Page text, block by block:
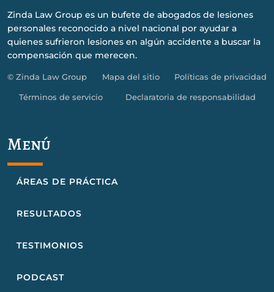
Zinda Law Group es un bufete de abogados de lesiones
personales reconocido a nivel nacional por ayudar a
quienes sufrieron lesiones en algún accidente a buscar la
compensación que merecen.
© Zinda Law Group Mapa del sitio Políticas de privacidad
Términos de servicio Declaratoria de responsabilidad
Menú
ÁREAS DE PRÁCTICA
RESULTADOS
TESTIMONIOS
PODCAST